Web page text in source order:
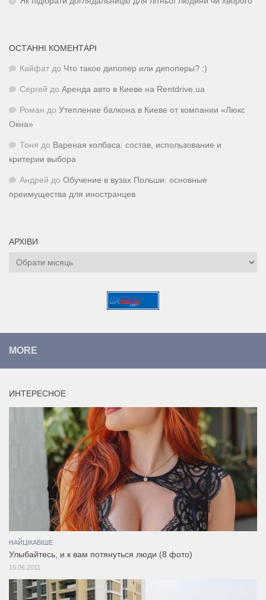
ОСТАННІ КОМЕНТАРІ
Кайфат до Что такое дипопер или дипоперы? :)
Сергей до Аренда авто в Киеве на Rentdrive.ua
Роман до Утепление балкона в Киеве от компании «Люкс
Окна»
Тоня до Вареная колбаса: состав, использование и
критерии выбора
Андрей до Обучение в вузах Польши: основные
преимущества для иностранцев
АРХІВИ
Архіви
MORE
ИНТЕРЕСНОЕ
НАЙЦІКАВІШЕ
Улыбайтесь, и к вам потянуться люди (8 фото)
15.06.2011